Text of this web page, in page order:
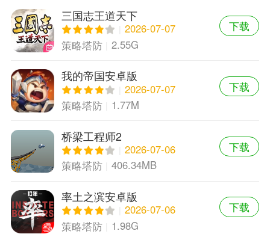
三国志王道天下
2026-07-07
策略塔防
2.55G
下载
我的帝国安卓版
2026-07-07
策略塔防
1.77M
下载
桥梁工程师2
2026-07-06
策略塔防
406.34MB
下载
率土之滨安卓版
2026-07-06
策略塔防
1.98G
下载